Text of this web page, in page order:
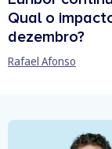
Qual o
dezembro?
Rafael Afonso